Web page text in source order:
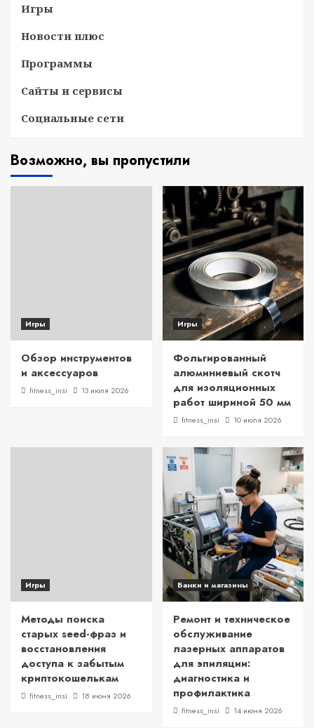
Игры
Новости плюс
Программы
Сайты и сервисы
Социальные сети
Возможно, вы пропустили
Игры
Обзор инструментов
и аксессуаров
fitness_insi 13 июля 2026
Игры
Фольгированный
алюминиевый скотч
для изоляционных
работ шириной 50 мм
fitness_insi 10 июля 2026
Игры
Методы поиска
старых seed-фраз и
восстановления
доступа к забытым
криптокошелькам
fitness_insi 18 июня 2026
Банки и магазины
Ремонт и техническое
обслуживание
лазерных аппаратов
для эпиляции:
диагностика и
профилактика
fitness_insi 14 июня 2026